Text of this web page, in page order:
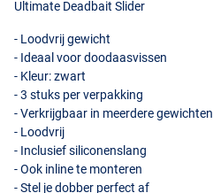
Ultimate Deadbait Slider
- Loodvrij gewicht
- Ideaal voor doodaasvissen
- Kleur: zwart
- 3 stuks per verpakking
- Verkrijgbaar in meerdere gewichten
- Loodvrij
- Inclusief siliconenslang
- Ook inline te monteren
- Stel je dobber perfect af